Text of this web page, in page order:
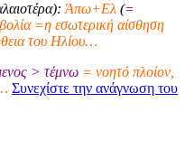
Άπω+Ελ (=
=η εσωτερική αίσθηση
του Ηλίου…
> τέμνω = νοητό πλοίον,
Συνεχίστε την ανάγνωση του